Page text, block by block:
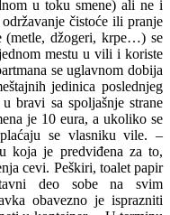
u toku smene) ali ne i
čistoće ili pranje
(metle, džogeri, krpe…) se
mestu u vili i koriste
se uglavnom dobija
jedinica poslednjeg
bravi sa spoljašnje strane
je 10 eura, a ukoliko se
se vlasniku vile. –
koja je predviđena za to,
cevi. Peškiri, toalet papir
deo sobe na svim
obavezno je isprazniti